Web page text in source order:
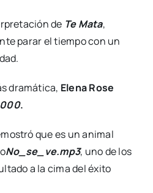
de Te Mata,
parar el tiempo con un
dramática, Elena Rose
.
que es un animal
No_se_ve.mp3, uno de los
a la cima del éxito